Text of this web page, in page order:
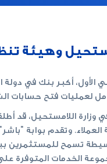
وهيئة
أكبر بنك في دولة
لعمليات فتح حسابات
العملاء. وتقدم بوابة
تسمح للمستثمرين